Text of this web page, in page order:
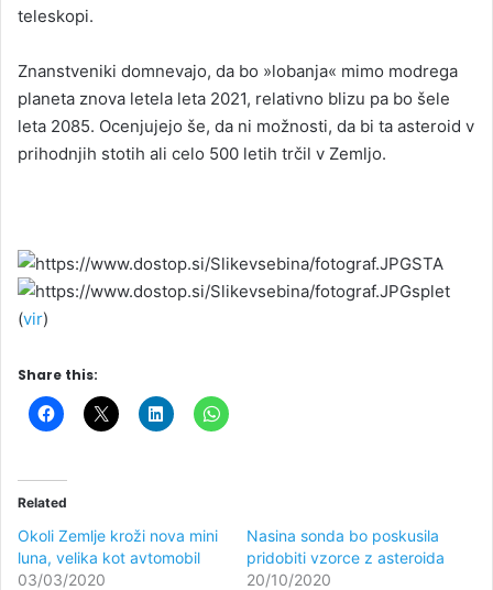
teleskopi.
Znanstveniki domnevajo, da bo »lobanja« mimo modrega
planeta znova letela leta 2021, relativno blizu pa bo šele
leta 2085. Ocenjujejo še, da ni možnosti, da bi ta asteroid v
prihodnjih stotih ali celo 500 letih trčil v Zemljo.
STA
splet
(vir)
Share this:
Related
Okoli Zemlje kroži nova mini
luna, velika kot avtomobil
03/03/2020
Nasina sonda bo poskusila
pridobiti vzorce z asteroida
20/10/2020